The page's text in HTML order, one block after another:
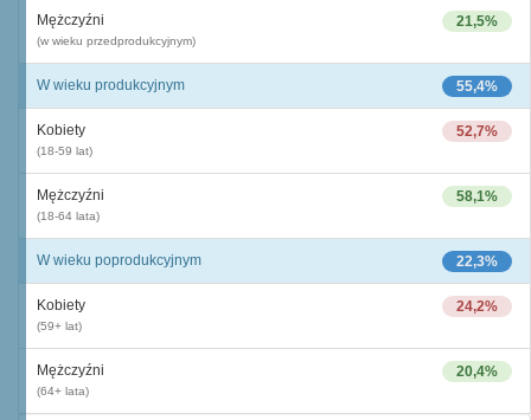
21,5%
Mężczyźni
(w wieku przedprodukcyjnym)
55,4%
W wieku produkcyjnym
52,7%
Kobiety
(18-59 lat)
58,1%
Mężczyźni
(18-64 lata)
22,3%
W wieku poprodukcyjnym
24,2%
Kobiety
(59+ lat)
20,4%
Mężczyźni
(64+ lata)